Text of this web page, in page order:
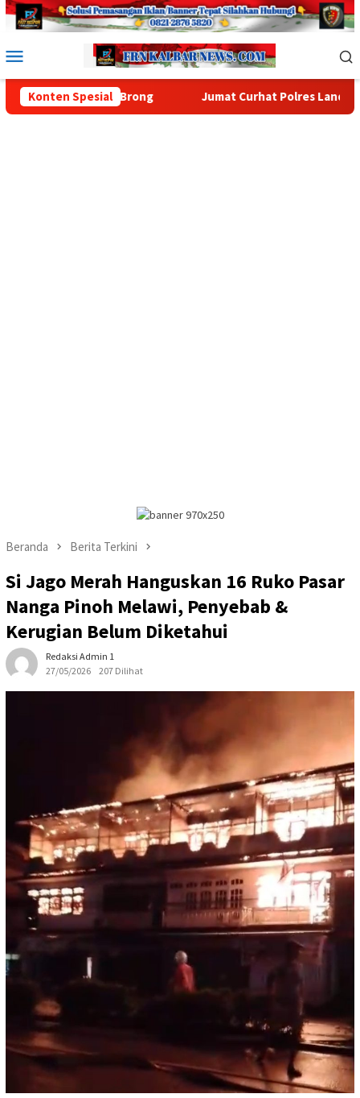
Loncat
Mobile
Konten Spesial
Brong Jumat Curhat Polres Landak, Mahasiswa Soroti
Beranda Berita Terkini
Si Jago Merah Hanguskan 16 Ruko Pasar
Nanga Pinoh Melawi, Penyebab &
Kerugian Belum Diketahui
Redaksi Admin 1
27/05/2026
207 Dilihat